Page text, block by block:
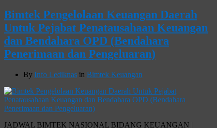
Bimtek Pengelolaan Keuangan Daerah
Untuk Pejabat Penatausahaan Keuangan
dan Bendahara OPD (Bendahara
Penerimaan dan Pengeluaran)
By Info Lediknas in Bimtek Keuangan
JADWAL BIMTEK NASIONAL BIDANG KEUANGAN |